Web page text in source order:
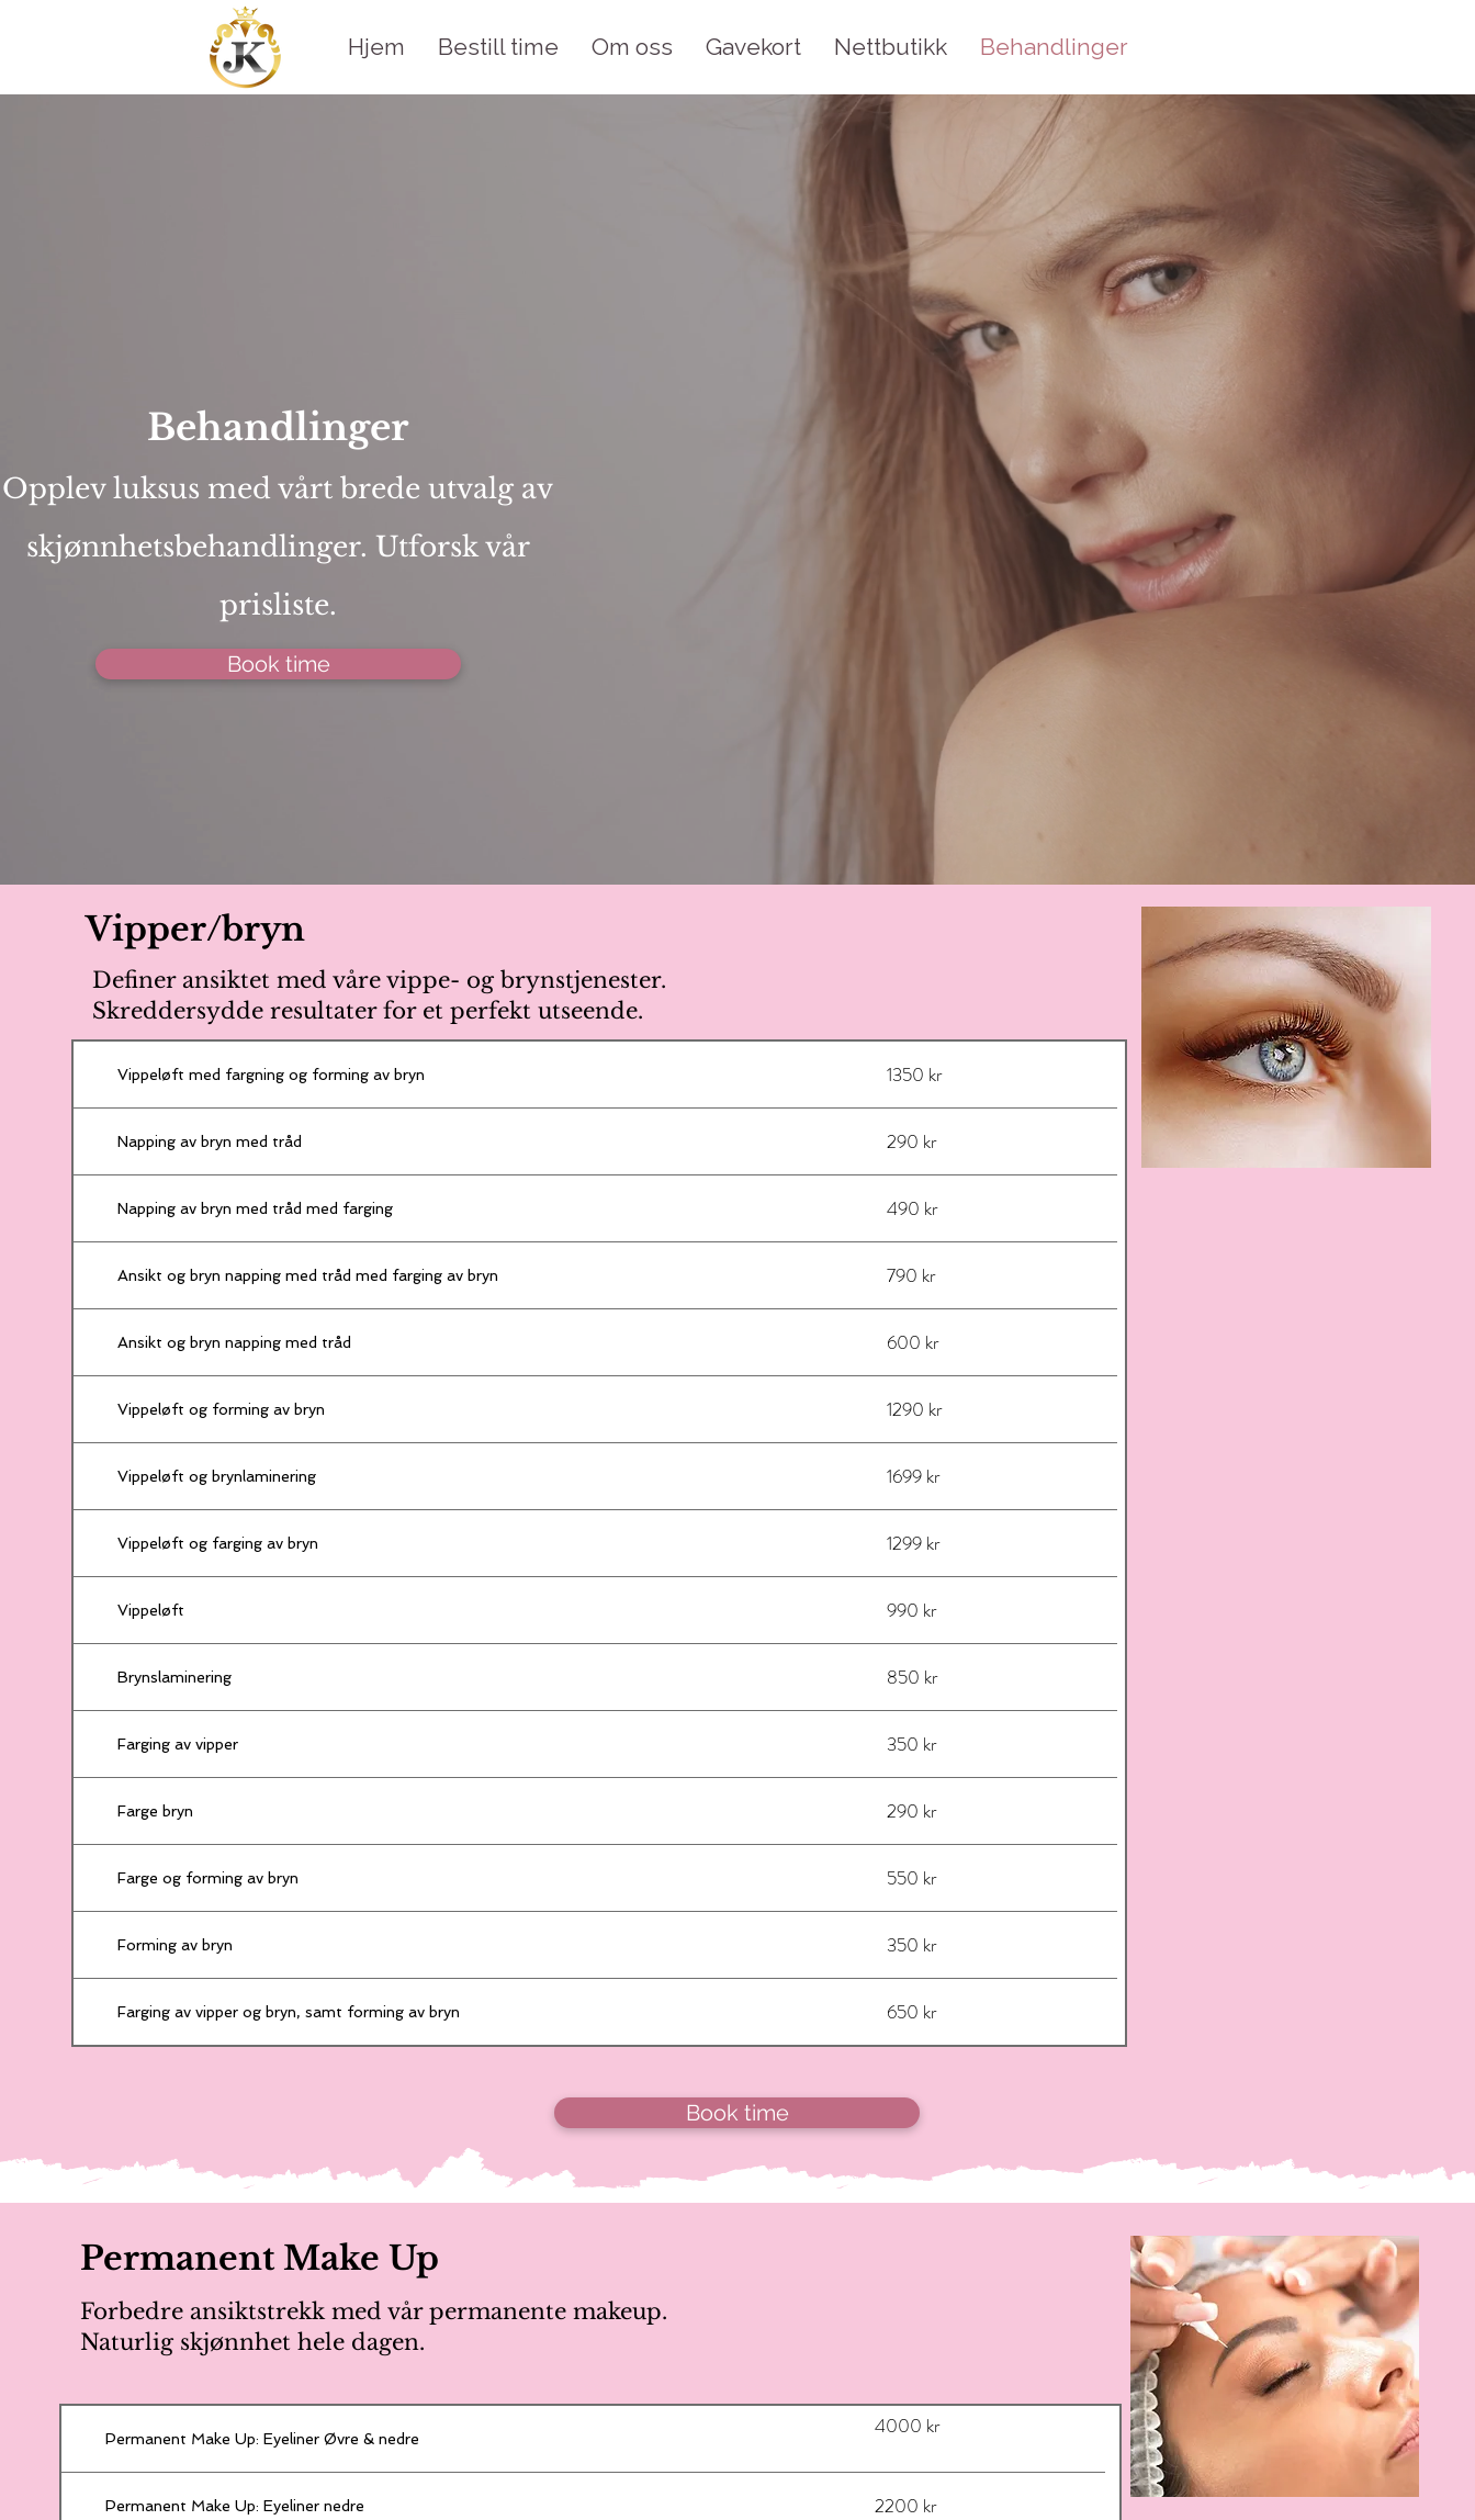
Hjem Bestill time Om oss Gavekort Nettbutikk Behandlinger
Behandlinger
Opplev luksus med vårt brede utvalg av
skjønnhetsbehandlinger. Utforsk vår
prisliste.
Book time
Vipper/bryn
Definer ansiktet med våre vippe- og brynstjenester.
Skreddersydde resultater for et perfekt utseende.
Vippeløft med fargning og forming av bryn 1350 kr
Napping av bryn med tråd 290 kr
Napping av bryn med tråd med farging 490 kr
Ansikt og bryn napping med tråd med farging av bryn 790 kr
Ansikt og bryn napping med tråd 600 kr
Vippeløft og forming av bryn 1290 kr
Vippeløft og brynlaminering 1699 kr
Vippeløft og farging av bryn 1299 kr
Vippeløft 990 kr
Brynslaminering 850 kr
Farging av vipper 350 kr
Farge bryn 290 kr
Farge og forming av bryn 550 kr
Forming av bryn 350 kr
Farging av vipper og bryn, samt forming av bryn 650 kr
Book time
Permanent Make Up
Forbedre ansiktstrekk med vår permanente makeup.
Naturlig skjønnhet hele dagen.
Permanent Make Up: Eyeliner Øvre & nedre 4000 kr
Permanent Make Up: Eyeliner nedre 2200 kr